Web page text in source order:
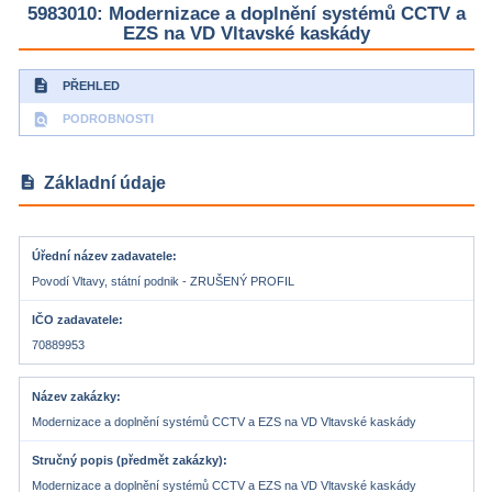
5983010: Modernizace a doplnění systémů CCTV a
EZS na VD Vltavské kaskády
description PŘEHLED
find_in_page PODROBNOSTI
description Základní údaje
Úřední název zadavatele
Povodí Vltavy, státní podnik - ZRUŠENÝ PROFIL
IČO zadavatele
70889953
Název zakázky
Modernizace a doplnění systémů CCTV a EZS na VD Vltavské kaskády
Stručný popis (předmět zakázky)
Modernizace a doplnění systémů CCTV a EZS na VD Vltavské kaskády